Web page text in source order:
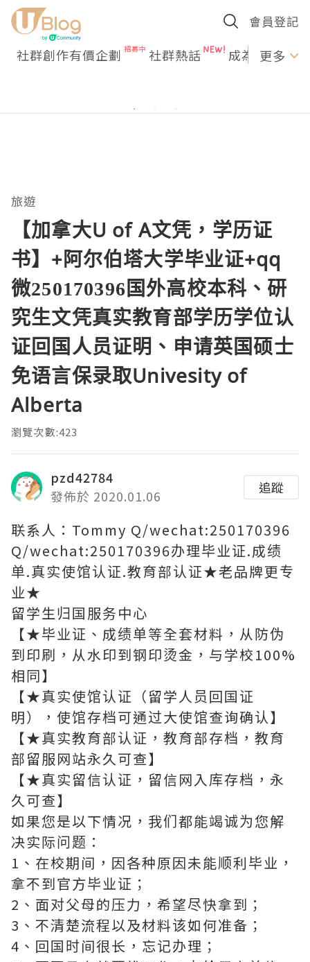
會員登記
社群創作有價企劃 社群熱話 成為U更多
旅遊
【加拿大U of A文凭，学历证
书】+阿尔伯塔大学毕业证+qq
微250170396国外高校本科、研
究生文凭真实教育部学历学位认
证回国人员证明、申请英国硕士
免语言保录取Univesity of
Alberta
瀏覽次數:423
pzd42784
發佈於 2020.01.06
追蹤
联系人：Tommy Q/wechat:250170396
Q/wechat:250170396办理毕业证.成绩
单.真实使馆认证.教育部认证★老品牌更专
业★
留学生归国服务中心
【★毕业证、成绩单等全套材料，从防伪
到印刷，从水印到钢印烫金，与学校100%
相同】
【★真实使馆认证（留学人员回国证
明），使馆存档可通过大使馆查询确认】
【★真实教育部认证，教育部存档，教育
部留服网站永久可查】
【★真实留信认证，留信网入库存档，永
久可查】
如果您是以下情况，我们都能竭诚为您解
决实际问题：
1、在校期间，因各种原因未能顺利毕业，
拿不到官方毕业证；
2、面对父母的压力，希望尽快拿到；
3、不清楚流程以及材料该如何准备；
4、回国时间很长，忘记办理；